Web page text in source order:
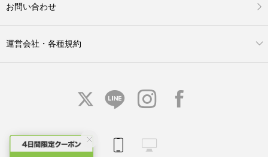
お問い合わせ
運営会社・各種規約